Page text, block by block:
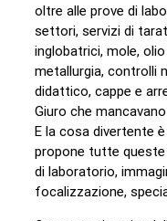
oltre alle prove di
settori, servizi di
inglobatrici, mole,
metallurgia, controlli
didattico, cappe e
Giuro che
E la cosa divertente
propone tutte
di laboratorio,
focalizzazione,